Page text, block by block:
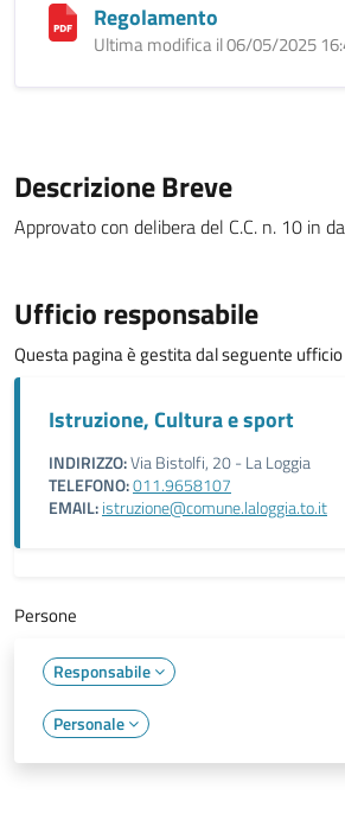
Regolamento
Ultima modifica il 06/05/2025
Descrizione Breve
Approvato con delibera del C.C. n. 10 in
Ufficio responsabile
Questa pagina è gestita dal seguente ufficio
Istruzione, Cultura e sport
INDIRIZZO:Via Bistolfi, 20 - La Loggia
TELEFONO:011.9658107
EMAIL:istruzione@comune.laloggia.to.it
Persone
Responsabile
Personale